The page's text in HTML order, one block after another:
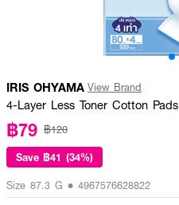
IRIS OHYAMA View Brand
4-Layer Less Toner Cotton Pads
฿79 ฿120
Save ฿41 (34%)
Size 87.3 G • 4967576628822